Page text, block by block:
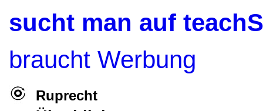
sucht man auf
braucht Werbung
Ruprecht